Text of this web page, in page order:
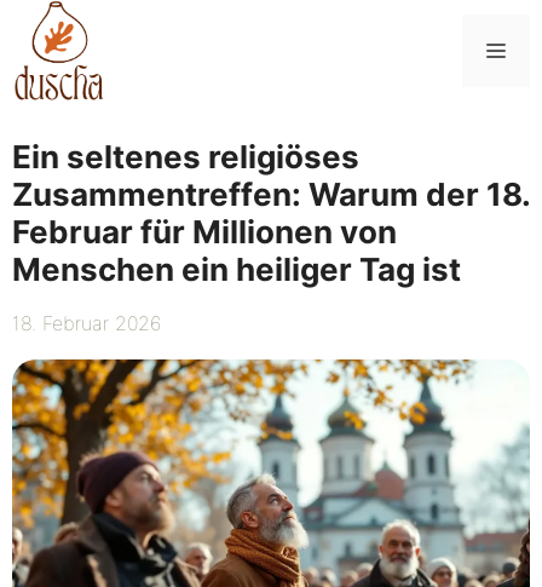
Zum
Inhalt
springen
Ein seltenes religiöses
Zusammentreffen: Warum der 18.
Februar für Millionen von
Menschen ein heiliger Tag ist
18. Februar 2026